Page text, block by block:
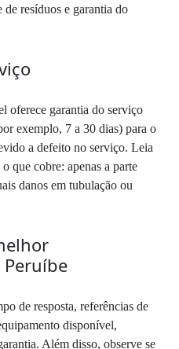
de resíduos e garantia do
oferece garantia do serviço
exemplo, 7 a 30 dias) para o
a defeito no serviço. Leia
que cobre: apenas a parte
danos em tubulação ou
de resposta, referências de
disponível,
Além disso, observe se